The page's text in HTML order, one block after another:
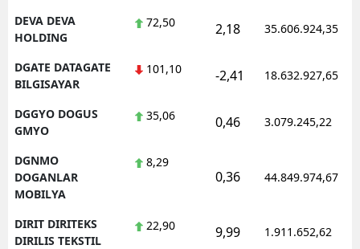
DEVA DEVA
HOLDING
72,50 2,18 35.606.924,35
DGATE DATAGATE
BILGISAYAR
101,10 -2,41 18.632.927,65
DGGYO DOGUS
GMYO
35,06 0,46 3.079.245,22
DGNMO
DOGANLAR
MOBILYA
8,29
0,36 44.849.974,67
DIRIT DIRITEKS
DIRILIS TEKSTIL
22,90 9,99 1.911.652,62